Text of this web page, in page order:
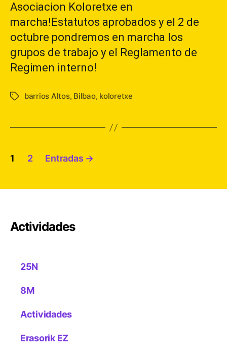
Asociacion Koloretxe en
marcha!Estatutos aprobados y el 2 de
octubre pondremos en marcha los
grupos de trabajo y el Reglamento de
Regimen interno!
Etiquetas
barrios Altos, Bilbao, koloretxe
Paginación
entradas
1 2 Entradas →
Actividades
25N
8M
Actividades
Erasorik EZ